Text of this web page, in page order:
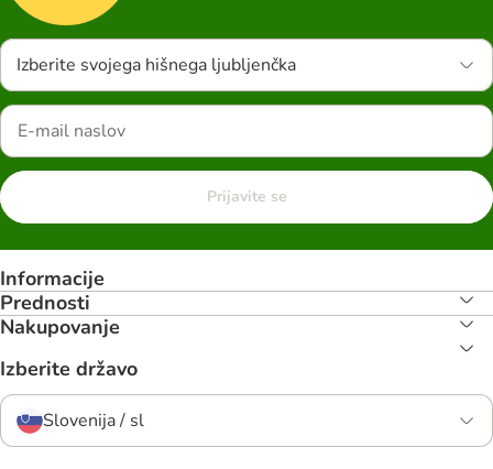
Izberite svojega hišnega ljubljenčka
Prijavite se
Informacije
Prednosti
Nakupovanje
Izberite državo
Slovenija / sl